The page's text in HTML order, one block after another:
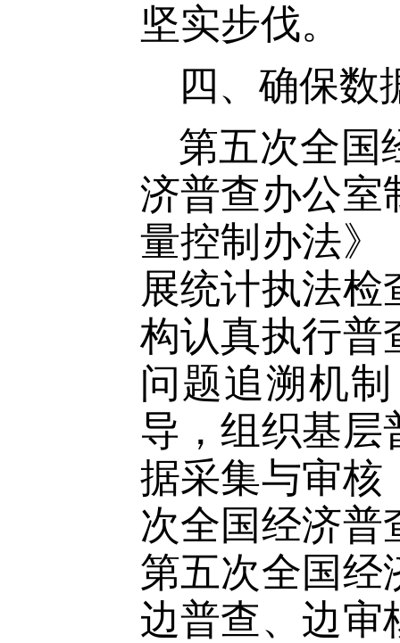
坚实步伐。
四、确保数
第五次全国
济普查办公室
量控制办法》
展统计执法
构认真执行普
问题追溯机
导，组织基层
据采集与审核
次全国经济普
第五次全国经
边普查、边审